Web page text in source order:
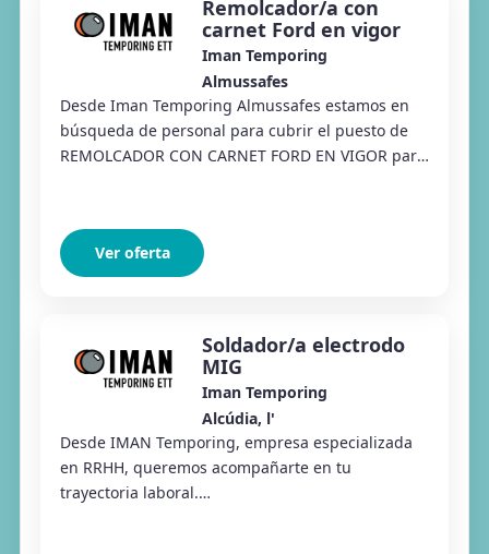
Remolcador/a con
carnet Ford en vigor
Iman Temporing
Almussafes
Desde Iman Temporing Almussafes estamos en
búsqueda de personal para cubrir el puesto de
REMOLCADOR CON CARNET FORD EN VIGOR para
Ver oferta
Soldador/a electrodo
MIG
Iman Temporing
Alcúdia, l'
Desde IMAN Temporing, empresa especializada
en RRHH, queremos acompañarte en tu
trayectoria laboral.